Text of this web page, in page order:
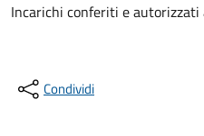
Incarichi conferiti e autorizzati
Condividi